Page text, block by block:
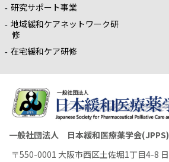
研究サポート事業
地域緩和ケアネットワーク研
修
在宅緩和ケア研修
一般社団法人 日本緩和医療薬学会
〒550-0001 大阪市西区土佐堀1丁目4-8